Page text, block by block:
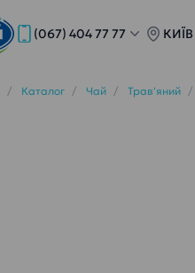
(067) 404 77 77 КИЇВ
Каталог Чай Трав'яний